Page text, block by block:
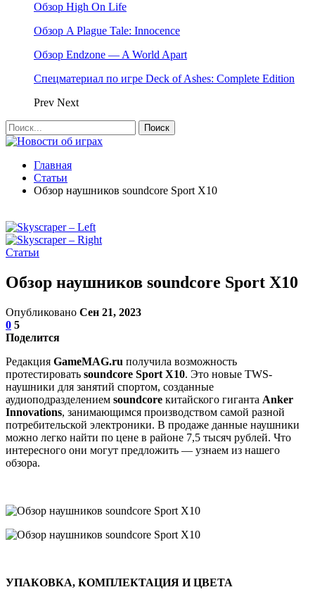
Обзор High On Life
Обзор A Plague Tale: Innocence
Обзор Endzone — A World Apart
Спецматериал по игре Deck of Ashes: Complete Edition
Prev Next
Главная
Статьи
Обзор наушников soundcore Sport X10
Статьи
Обзор наушников soundcore Sport X10
Опубликовано Сен 21, 2023
0 5
Поделится
Редакция GameMAG.ru получила возможность
протестировать soundcore Sport X10. Это новые TWS-
наушники для занятий спортом, созданные
аудиоподразделением soundcore китайского гиганта Anker
Innovations, занимающимся производством самой разной
потребительской электроники. В продаже данные наушники
можно легко найти по цене в районе 7,5 тысяч рублей. Что
интересного они могут предложить — узнаем из нашего
обзора.
УПАКОВКА, КОМПЛЕКТАЦИЯ И ЦВЕТА